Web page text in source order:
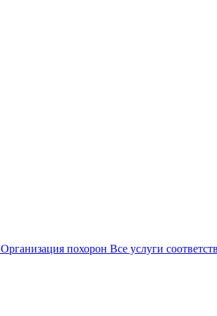
Организация похорон Все услуги